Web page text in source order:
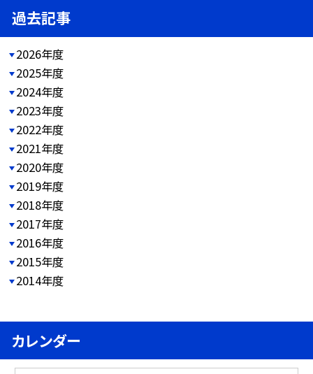
過去記事
2026年度
2025年度
2024年度
2023年度
2022年度
2021年度
2020年度
2019年度
2018年度
2017年度
2016年度
2015年度
2014年度
カレンダー